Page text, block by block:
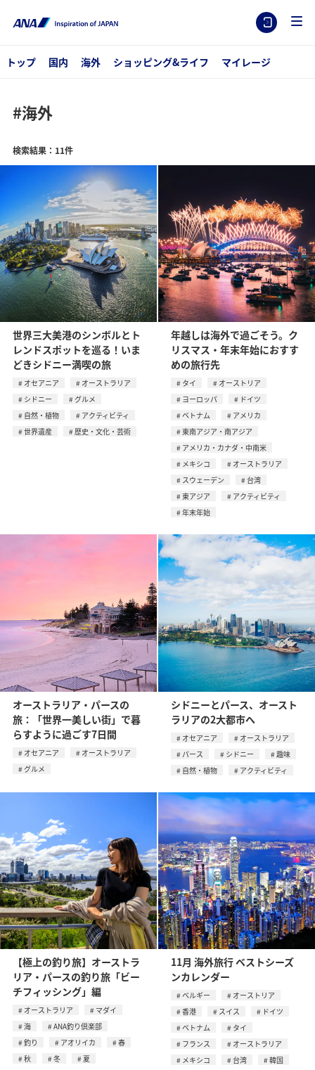
トップ 国内 海外 ショッピング&ライフ マイレージ
#海外
検索結果：11件
世界三大美港のシンボルとト
レンドスポットを巡る！いま
どきシドニー満喫の旅
オセアニア
オーストラリア
シドニー
グルメ
自然・植物
アクティビティ
世界遺産
歴史・文化・芸術
年越しは海外で過ごそう。ク
リスマス・年末年始におすす
めの旅行先
タイ
オーストリア
ヨーロッパ
ドイツ
ベトナム
アメリカ
東南アジア・南アジア
アメリカ・カナダ・中南米
メキシコ
オーストラリア
スウェーデン
台湾
東アジア
アクティビティ
年末年始
オーストラリア・パースの
旅：「世界一美しい街」で暮
らすように過ごす7日間
オセアニア
オーストラリア
グルメ
シドニーとパース、オースト
ラリアの2大都市へ
オセアニア
オーストラリア
パース
シドニー
趣味
自然・植物
アクティビティ
【極上の釣り旅】オーストラ
リア・パースの釣り旅「ビー
チフィッシング」編
オーストラリア
マダイ
海
ANA釣り倶楽部
釣り
アオリイカ
春
秋
冬 夏
11月 海外旅行 ベストシーズ
ンカレンダー
ベルギー
オーストリア
香港
スイス
ドイツ
ベトナム
タイ
フランス
オーストラリア
メキシコ
台湾
韓国